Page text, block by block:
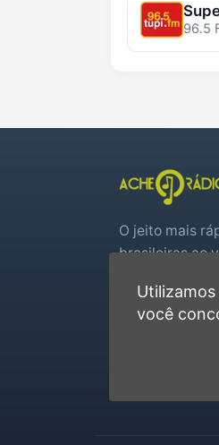
96.5
O jeito mais
brasileiras ao
real.
você